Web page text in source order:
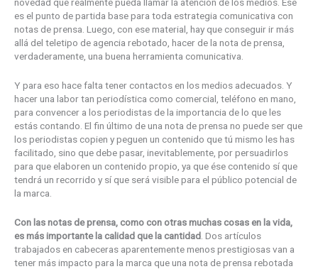
es el punto de partida base para toda estrategia comunicativa con
notas de prensa. Luego, con ese material, hay que conseguir ir más
allá del teletipo de agencia rebotado, hacer de la nota de prensa,
verdaderamente, una buena herramienta comunicativa.
Y para eso hace falta tener contactos en los medios adecuados. Y
hacer una labor tan periodística como comercial, teléfono en mano,
para convencer a los periodistas de la importancia de lo que les
estás contando. El fin último de una nota de prensa no puede ser que
los periodistas copien y peguen un contenido que tú mismo les has
facilitado, sino que debe pasar, inevitablemente, por persuadirlos
para que elaboren un contenido propio, ya que ése contenido sí que
tendrá un recorrido y sí que será visible para el público potencial de
la marca.
Con las notas de prensa, como con otras muchas cosas en la vida,
es más importante la calidad que la cantidad . Dos artículos
trabajados en cabeceras aparentemente menos prestigiosas van a
tener más impacto para la marca que una nota de prensa rebotada